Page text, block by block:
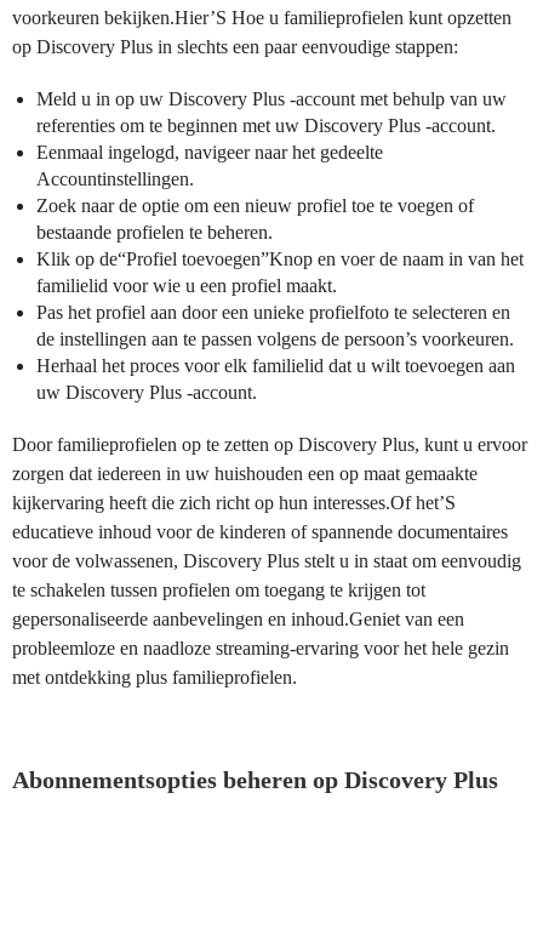
voorkeuren bekijken.Hier’S Hoe u familieprofielen kunt opzetten
op Discovery Plus in slechts een paar eenvoudige stappen:
Meld u in op uw Discovery Plus -account met behulp van uw
referenties om te beginnen met uw Discovery Plus -account.
Eenmaal ingelogd, navigeer naar het gedeelte
Accountinstellingen.
Zoek naar de optie om een nieuw profiel toe te voegen of
bestaande profielen te beheren.
Klik op de“Profiel toevoegen”Knop en voer de naam in van het
familielid voor wie u een profiel maakt.
Pas het profiel aan door een unieke profielfoto te selecteren en
de instellingen aan te passen volgens de persoon’s voorkeuren.
Herhaal het proces voor elk familielid dat u wilt toevoegen aan
uw Discovery Plus -account.
Door familieprofielen op te zetten op Discovery Plus, kunt u ervoor
zorgen dat iedereen in uw huishouden een op maat gemaakte
kijkervaring heeft die zich richt op hun interesses.Of het’S
educatieve inhoud voor de kinderen of spannende documentaires
voor de volwassenen, Discovery Plus stelt u in staat om eenvoudig
te schakelen tussen profielen om toegang te krijgen tot
gepersonaliseerde aanbevelingen en inhoud.Geniet van een
probleemloze en naadloze streaming-ervaring voor het hele gezin
met ontdekking plus familieprofielen.
Abonnementsopties beheren op Discovery Plus